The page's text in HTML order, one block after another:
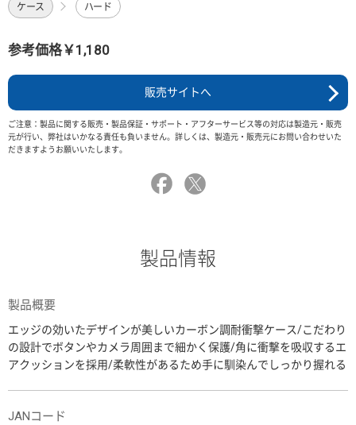
ケース ハード
参考価格￥1,180
販売サイトへ
ご注意：製品に関する販売・製品保証・サポート・アフターサービス等の対応は製造元・販売
元が行い、弊社はいかなる責任も負いません。詳しくは、製造元・販売元にお問い合わせいた
だきますようお願いいたします。
製品情報
製品概要
エッジの効いたデザインが美しいカーボン調耐衝撃ケース/こだわり
の設計でボタンやカメラ周囲まで細かく保護/角に衝撃を吸収するエ
アクッションを採用/柔軟性があるため手に馴染んでしっかり握れる
JANコード